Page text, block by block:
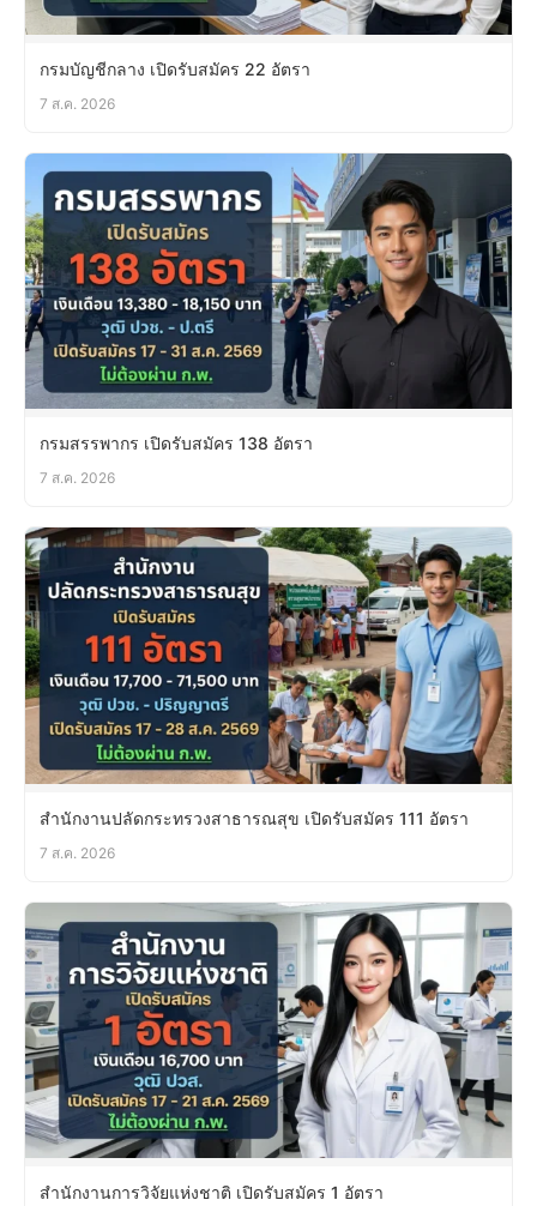
กรมบัญชีกลาง เปิดรับสมัคร 22 อัตรา
7 ส.ค. 2026
กรมสรรพากร เปิดรับสมัคร 138 อัตรา
7 ส.ค. 2026
สำนักงานปลัดกระทรวงสาธารณสุข เปิดรับสมัคร 111 อัตรา
7 ส.ค. 2026
สำนักงานการวิจัยแห่งชาติ เปิดรับสมัคร 1 อัตรา